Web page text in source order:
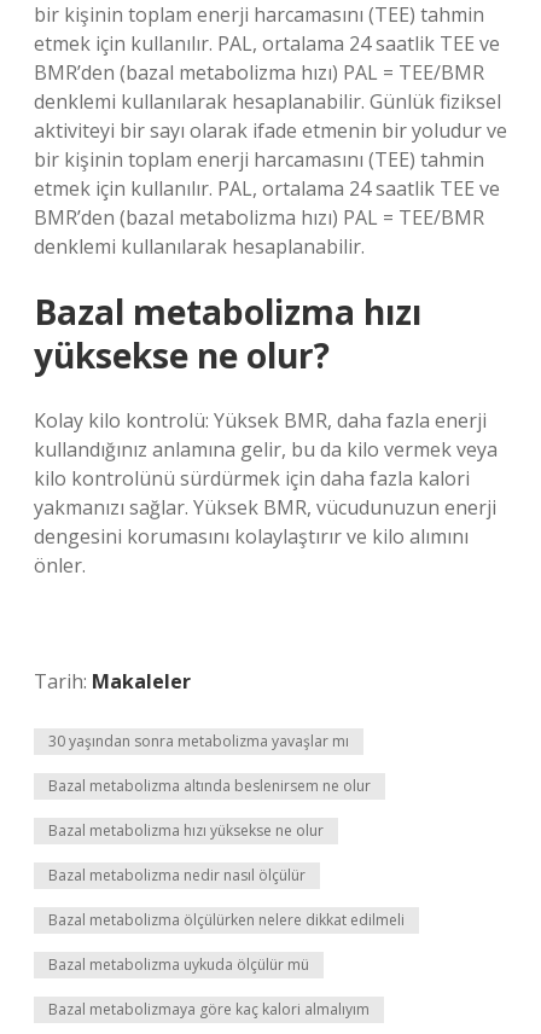
bir kişinin toplam enerji harcamasını (TEE) tahmin
etmek için kullanılır. PAL, ortalama 24 saatlik TEE ve
BMR’den (bazal metabolizma hızı) PAL = TEE/BMR
denklemi kullanılarak hesaplanabilir. Günlük fiziksel
aktiviteyi bir sayı olarak ifade etmenin bir yoludur ve
bir kişinin toplam enerji harcamasını (TEE) tahmin
etmek için kullanılır. PAL, ortalama 24 saatlik TEE ve
BMR’den (bazal metabolizma hızı) PAL = TEE/BMR
denklemi kullanılarak hesaplanabilir.
Bazal metabolizma hızı
yüksekse ne olur?
Kolay kilo kontrolü: Yüksek BMR, daha fazla enerji
kullandığınız anlamına gelir, bu da kilo vermek veya
kilo kontrolünü sürdürmek için daha fazla kalori
yakmanızı sağlar. Yüksek BMR, vücudunuzun enerji
dengesini korumasını kolaylaştırır ve kilo alımını
önler.
Tarih: Makaleler
30 yaşından sonra metabolizma yavaşlar mı
Bazal metabolizma altında beslenirsem ne olur
Bazal metabolizma hızı yüksekse ne olur
Bazal metabolizma nedir nasıl ölçülür
Bazal metabolizma ölçülürken nelere dikkat edilmeli
Bazal metabolizma uykuda ölçülür mü
Bazal metabolizmaya göre kaç kalori almalıyım